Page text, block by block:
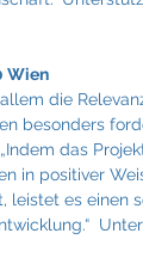
Wien
die
besonders
das
in positiver
leistet es einen